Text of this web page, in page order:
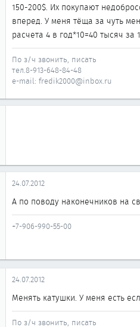
150-200$. Их покупают
вперед. У меня тёща за чуть
расчета 4 в год*10=40 тысяч за
По з/ч звонить, писать
тел.8-913-648-84-48
e-mail: fredik2000@inbox.ru
24.07.2012
А по поводу наконечников на
+7-906-990-55-00
24.07.2012
Менять катушки. У меня есть
По з/ч звонить, писать